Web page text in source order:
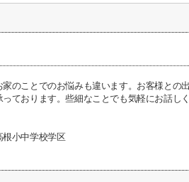
のことでのお悩みも違います。お客様との
ております。些細なことでも気軽にお話し
小中学校学区